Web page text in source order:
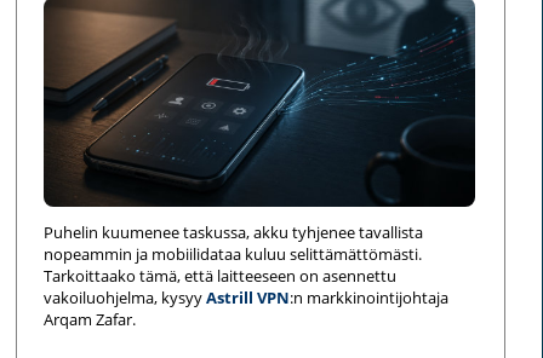
Puhelin kuumenee taskussa, akku tyhjenee tavallista
nopeammin ja mobiilidataa kuluu selittämättömästi.
Tarkoittaako tämä, että laitteeseen on asennettu
vakoiluohjelma, kysyyAstrill VPN:n markkinointijohtaja
Arqam Zafar.